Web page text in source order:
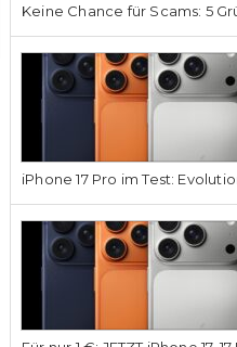
Keine Chance für Scams: 5
iPhone 17 Pro im Test: